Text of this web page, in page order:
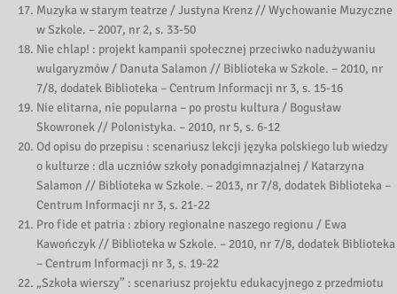
Muzyka w starym teatrze / Justyna Krenz // Wychowanie Muzyczne
w Szkole. – 2007, nr 2, s. 33-50
Nie chlap! : projekt kampanii społecznej przeciwko nadużywaniu
wulgaryzmów / Danuta Salamon // Biblioteka w Szkole. – 2010, nr
7/8, dodatek Biblioteka – Centrum Informacji nr 3, s. 15-16
Nie elitarna, nie popularna – po prostu kultura / Bogusław
Skowronek // Polonistyka. – 2010, nr 5, s. 6-12
Od opisu do przepisu : scenariusz lekcji języka polskiego lub wiedzy
o kulturze : dla uczniów szkoły ponadgimnazjalnej / Katarzyna
Salamon // Biblioteka w Szkole. – 2013, nr 7/8, dodatek Biblioteka –
Centrum Informacji nr 3, s. 21-22
Pro fide et patria : zbiory regionalne naszego regionu / Ewa
Kawończyk // Biblioteka w Szkole. – 2010, nr 7/8, dodatek Biblioteka
– Centrum Informacji nr 3, s. 19-22
„Szkoła wierszy” : scenariusz projektu edukacyjnego z przedmiotu